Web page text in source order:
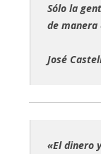
Sólo la
de
José
«El dinero